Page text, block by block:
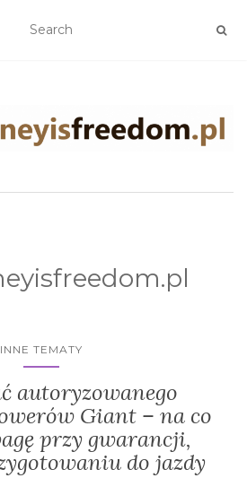
INNE TEMATY
autoryzowanego
Giant – na co
przy gwarancji,
do jazdy